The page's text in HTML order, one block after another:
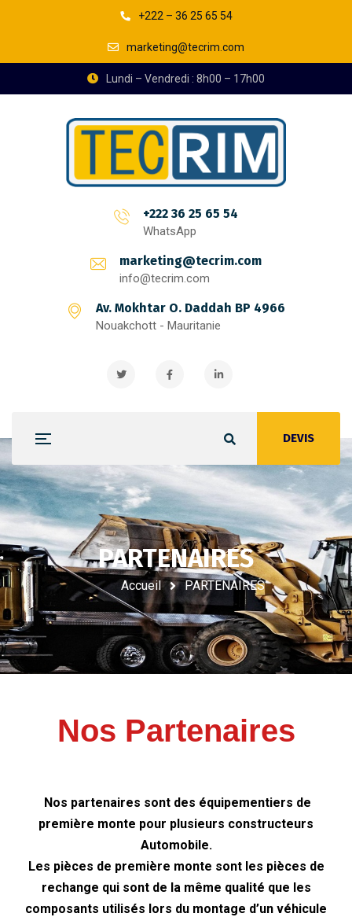
+222 – 36 25 65 54
marketing@tecrim.com
Lundi – Vendredi : 8h00 – 17h00
+222 36 25 65 54
WhatsApp
marketing@tecrim.com
info@tecrim.com
Av. Mokhtar O. Daddah BP 4966
Nouakchott - Mauritanie
DEVIS
PARTENAIRES
PARTENAIRES
Nos Partenaires
Nos partenaires sont des équipementiers de
première monte pour plusieurs constructeurs
Automobile.
Les pièces de première monte sont les pièces de
rechange qui sont de la même qualité que les
composants utilisés lors du montage d’un véhicule